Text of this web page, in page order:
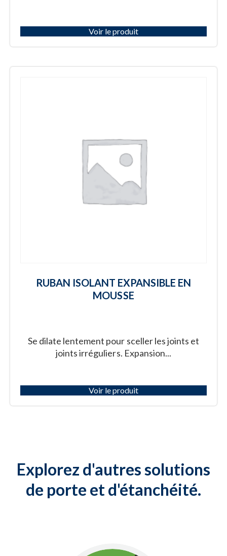
Voir le produit
RUBAN ISOLANT EXPANSIBLE EN
MOUSSE
Se dilate lentement pour sceller les joints et
joints irréguliers. Expansion...
Voir le produit
Explorez d'autres solutions
de porte et d'étanchéité.